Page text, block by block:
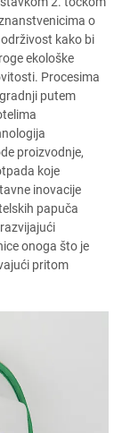
o
kako bi
ekološke
Procesima
putem
proizvodnje,
koje
inovacije
papuča
onoga što je
pritom